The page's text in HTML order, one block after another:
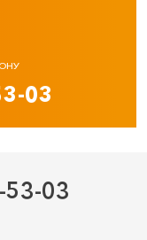
03
03